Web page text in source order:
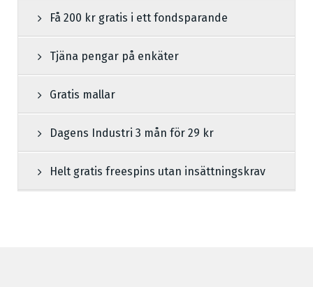
Få 200 kr gratis i ett fondsparande
Tjäna pengar på enkäter
Gratis mallar
Dagens Industri 3 mån för 29 kr
Helt gratis freespins utan insättningskrav